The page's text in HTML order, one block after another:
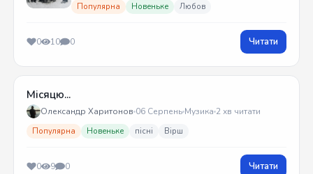
Популярна Новеньке Любов
0 10 0 Читати
Місяцю...
Олександр Харитонов 06 Серпень Музика 2 хв читати
Популярна Новеньке пісні Вірш
0 9 0 Читати